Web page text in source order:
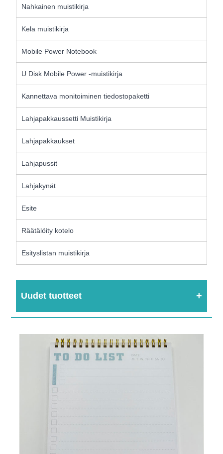
Nahkainen muistikirja
Kela muistikirja
Mobile Power Notebook
U Disk Mobile Power -muistikirja
Kannettava monitoiminen tiedostopaketti
Lahjapakkaussetti Muistikirja
Lahjapakkaukset
Lahjapussit
Lahjakynät
Esite
Räätälöity kotelo
Esityslistan muistikirja
Uudet tuotteet